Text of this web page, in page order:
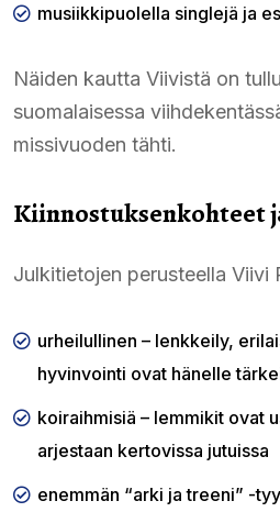
musiikkipuolella singlejä ja
Näiden kautta Viivistä on
suomalaisessa
missivuoden tähti.
Kiinnostuksenkohteet
Julkitietojen perusteella Viivi
urheilullinen – lenkkeily,
hyvinvointi ovat hänelle
koiraihmisiä – lemmikit ovat
arjestaan kertovissa jutuissa
enemmän “arki ja treeni” -